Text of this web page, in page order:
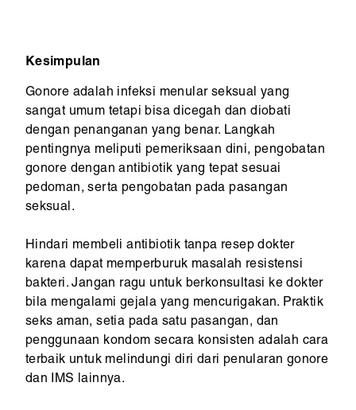
Kesimpulan
Gonore adalah infeksi menular seksual yang
sangat umum tetapi bisa dicegah dan diobati
dengan penanganan yang benar. Langkah
pentingnya meliputi pemeriksaan dini, pengobatan
gonore dengan antibiotik yang tepat sesuai
pedoman, serta pengobatan pada pasangan
seksual.
Hindari membeli antibiotik tanpa resep dokter
karena dapat memperburuk masalah resistensi
bakteri. Jangan ragu untuk berkonsultasi ke dokter
bila mengalami gejala yang mencurigakan. Praktik
seks aman, setia pada satu pasangan, dan
penggunaan kondom secara konsisten adalah cara
terbaik untuk melindungi diri dari penularan gonore
dan IMS lainnya.